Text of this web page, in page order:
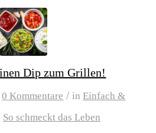
Dip zum Grillen!
0 Kommentare / inEinfach &
So schmeckt das Leben